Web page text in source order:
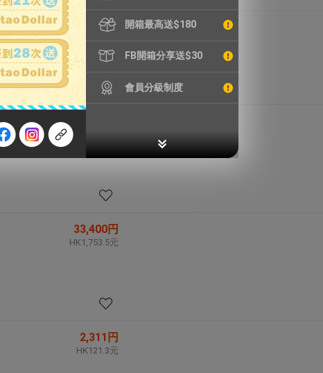
開箱最高送$180
FB開箱分享送$30
會員分級制度
190,530円
HK10,002.8元
33,400円
HK1,753.5元
2,311円
HK121.3元